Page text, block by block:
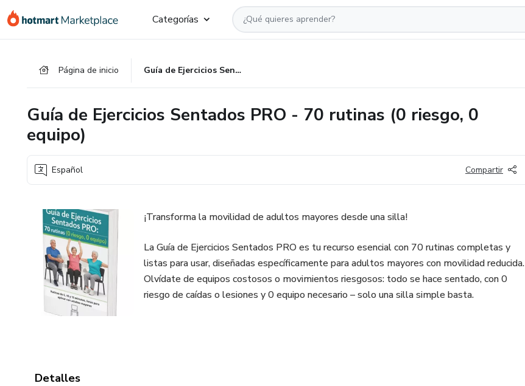
Categorías
Página de inicio Guía de Ejercicios Sentados PRO - 70 rutinas (0 riesgo, 0 equipo)
Guía de Ejercicios Sentados PRO - 70 rutinas (0 riesgo, 0
equipo)
Español Compartir
¡Transforma la movilidad de adultos mayores desde una silla!
La Guía de Ejercicios Sentados PRO es tu recurso esencial con 70 rutinas completas y
listas para usar, diseñadas específicamente para adultos mayores con movilidad reducida.
Olvídate de equipos costosos o movimientos riesgosos: todo se hace sentado, con 0
riesgo de caídas o lesiones y 0 equipo necesario – solo una silla simple basta.
Detalles